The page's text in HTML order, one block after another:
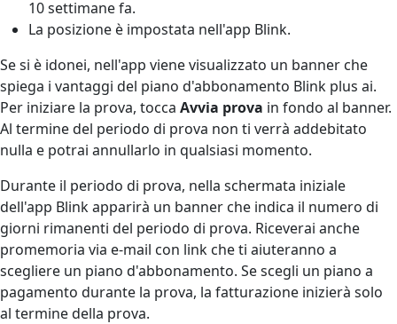
10 settimane fa.
La posizione è impostata nell'app Blink.
Se si è idonei, nell'app viene visualizzato un banner che
spiega i vantaggi del piano d'abbonamento Blink plus ai.
Per iniziare la prova, tocca Avvia prova in fondo al banner.
Al termine del periodo di prova non ti verrà addebitato
nulla e potrai annullarlo in qualsiasi momento.
Durante il periodo di prova, nella schermata iniziale
dell'app Blink apparirà un banner che indica il numero di
giorni rimanenti del periodo di prova. Riceverai anche
promemoria via e-mail con link che ti aiuteranno a
scegliere un piano d'abbonamento. Se scegli un piano a
pagamento durante la prova, la fatturazione inizierà solo
al termine della prova.